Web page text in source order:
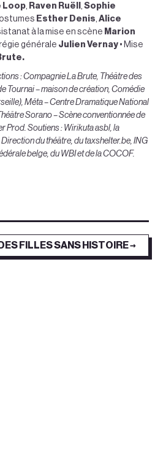
Loop, Raven Ruëll , Sophie
Esther Denis, Alice
à la mise en scène Marion
générale Julien Vernay • Mise
: Compagnie La Brute, Théâtre des
Tournai – maison de création, Comédie
Méta – Centre Dramatique National
Sorano – Scène conventionnée de
Prod. Soutiens : Wirikuta asbl, la
du théâtre, du taxshelter.be, ING
belge, du WBI et de la COCOF.
FILLES SANS HISTOIRE →